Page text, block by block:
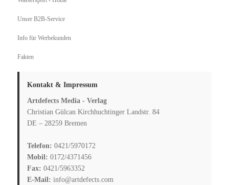
Unser B2B-Service
Info für Werbekunden
Fakten
Kontakt & Impressum
Artdefects Media - Verlag
Christian Gülcan Kirchhuchtinger Landstr. 84
DE – 28259 Bremen
Telefon: 0421/5970172
Mobil: 0172/4371456
Fax: 0421/5963352
E-Mail: info@artdefects.com